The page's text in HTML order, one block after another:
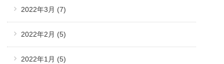
2022年3月 (7)
2022年2月 (5)
2022年1月 (5)